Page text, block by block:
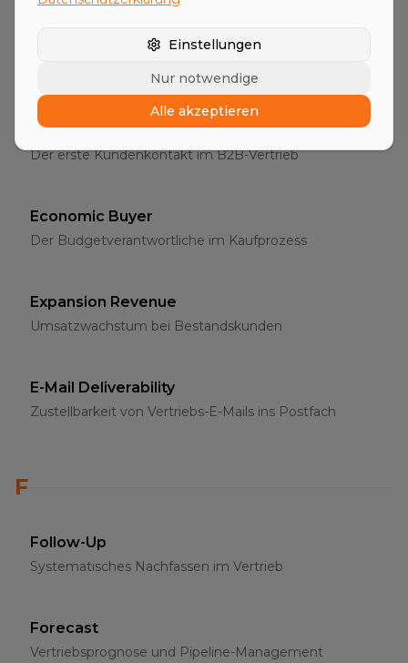
Die richtigen Ansprechpartner im B2B-Vertrieb
Erstgespräch
Der erste Kundenkontakt im B2B-Vertrieb
Economic Buyer
Der Budgetverantwortliche im Kaufprozess
Expansion Revenue
Umsatzwachstum bei Bestandskunden
E-Mail Deliverability
Zustellbarkeit von Vertriebs-E-Mails ins Postfach
F
Follow-Up
Systematisches Nachfassen im Vertrieb
Forecast
Vertriebsprognose und Pipeline-Management
Einstellungen
Nur notwendige
Alle akzeptieren